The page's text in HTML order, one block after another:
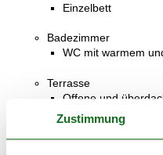
Einzelbett
Badezimmer
WC mit warmem
Terrasse
Offene und
Zustimmung